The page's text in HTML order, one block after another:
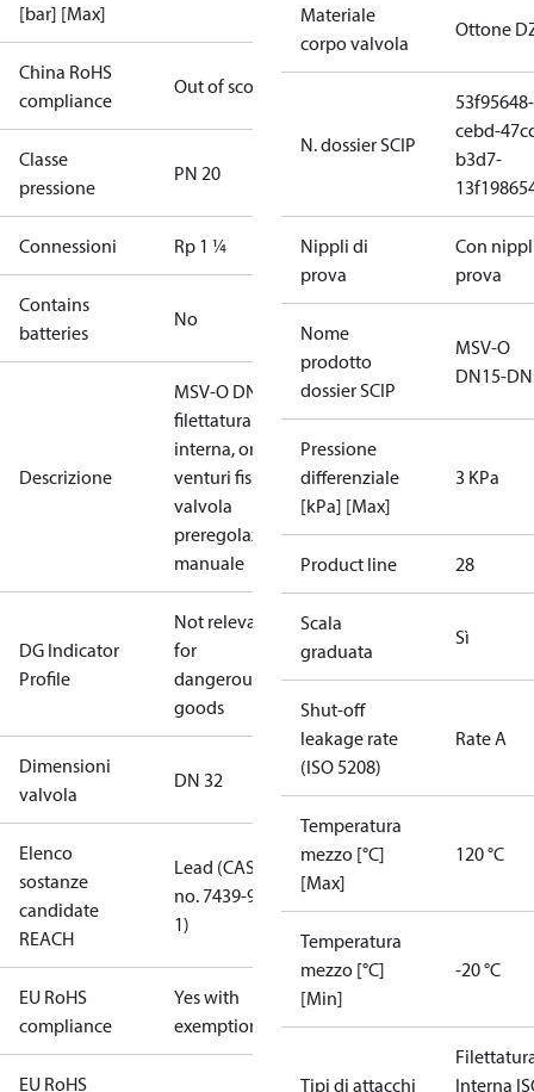
[bar] [Max]
China RoHS
compliance
Out of scope
Classe
pressione
PN 20
Connessioni Rp 1 ¼
Contains
batteries
No
Descrizione
MSV-O DN 32,
filettatura
interna, orificio
venturi fisso,
valvola
preregolazione
manuale
DG Indicator
Profile
Not relevant
for
dangerous
goods
Dimensioni
valvola
DN 32
Elenco
sostanze
candidate
REACH
Lead (CAS
no. 7439-92-
1)
EU RoHS
compliance
Yes with
exemptions
EU RoHS
Materiale
corpo valvola
Ottone
N. dossier SCIP
53f95648-
cebd-
b3d7-
Nippli di
prova
Con
prova
Nome
prodotto
dossier SCIP
MSV-O
DN15-
Pressione
differenziale
[kPa] [Max]
3 KPa
Product line 28
Scala
graduata
Sì
Shut-off
leakage rate
(ISO 5208)
Rate A
Temperatura
mezzo [°C]
[Max]
120 °C
Temperatura
mezzo [°C]
[Min]
-20 °C
Tipi di attacchi
Interna